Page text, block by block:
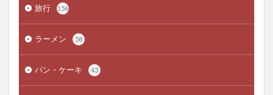
旅行 156
ラーメン 58
パン・ケーキ 43